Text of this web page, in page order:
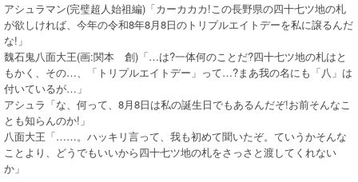
アシュラマン(完璧超人始祖編)「カーカカカ!この長野県の四十七ツ地の札
が欲しければ、今年の令和8年8月8日のトリプルエイトデーを私に譲るんだ
な!」
魏石鬼八面大王(画:関本 創)「…は?一体何のことだ?四十七ツ地の札はと
もかく、その…、「トリプルエイトデー」って…?まあ我の名にも「八」は
付いているが…」
アシュラ「な、何って、8月8日は私の誕生日でもあるんだぞ!お前そんなこ
とも知らんのか!」
八面大王「……。ハッキリ言って、我も初めて聞いたぞ。ていうかそんな
ことより、どうでもいいから四十七ツ地の札をさっさと渡してくれない
か」